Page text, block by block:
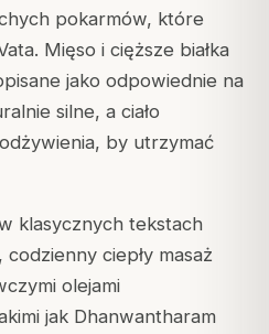
pokarmów, które
Mięso i cięższe białka
jako odpowiednie na
silne, a ciało
by utrzymać
klasycznych tekstach
ciepły masaż
olejami
jak Dhanwantharam